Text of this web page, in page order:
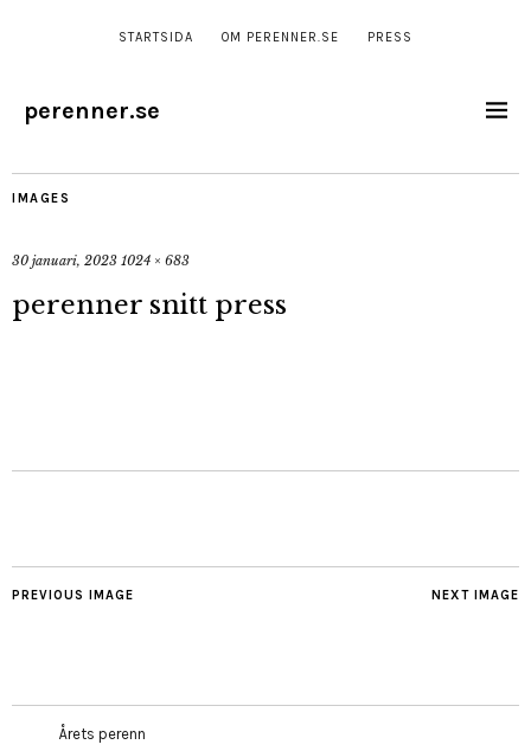
STARTSIDA OM PERENNER.SE PRESS
perenner.se
IMAGES
30 januari, 2023 1024 × 683
perenner snitt press
NEXT IMAGE
PREVIOUS IMAGE
Årets perenn